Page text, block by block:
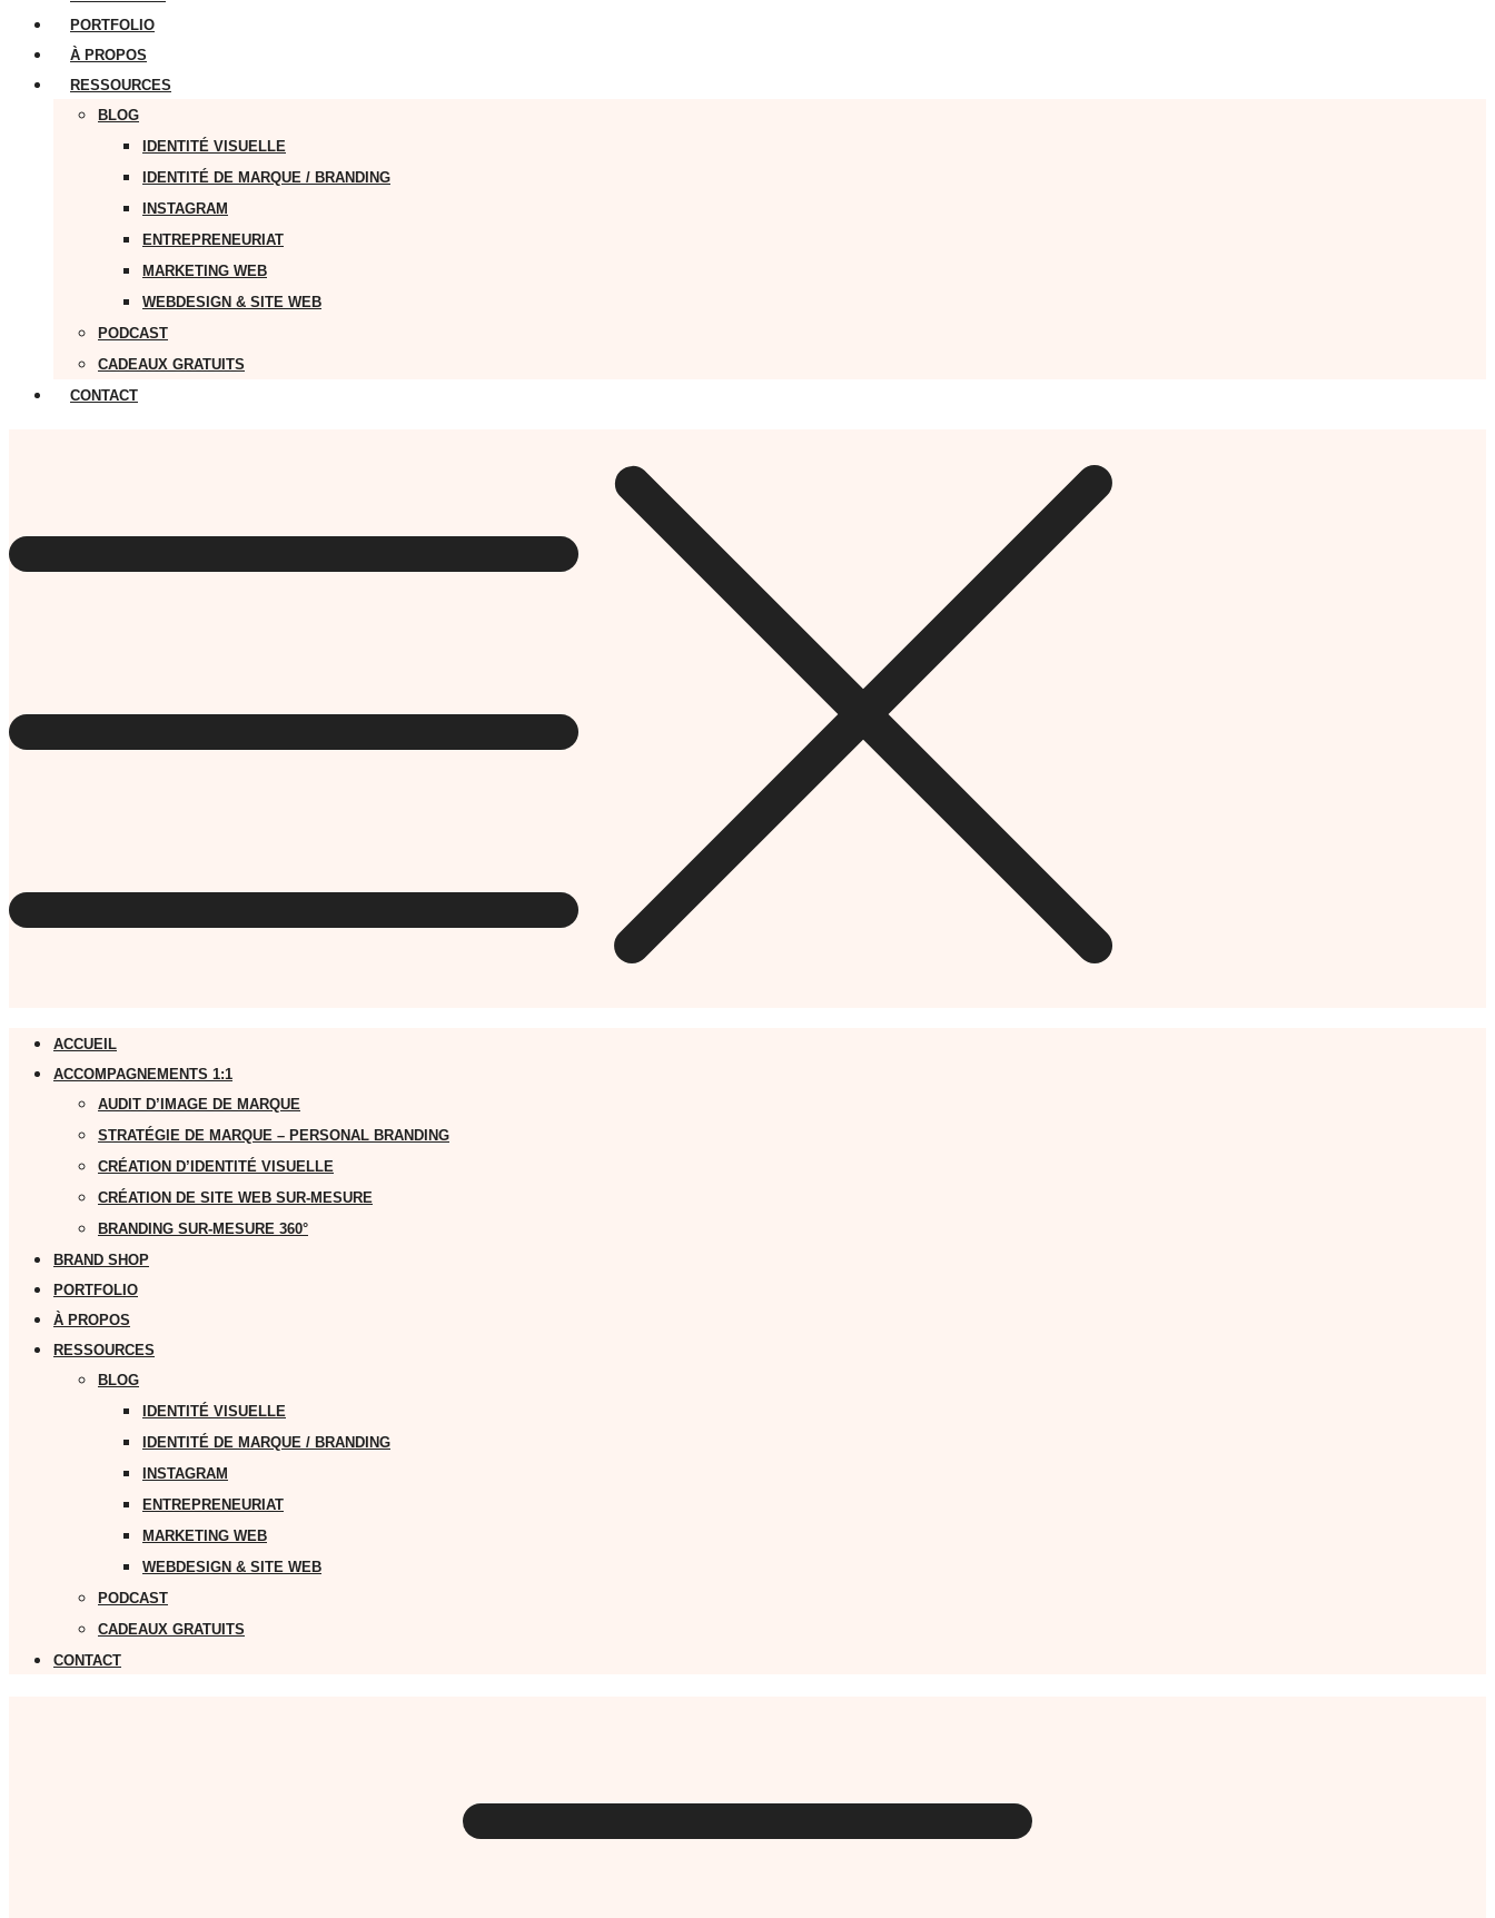
PORTFOLIO
À PROPOS
RESSOURCES
BLOG
IDENTITÉ VISUELLE
IDENTITÉ DE MARQUE / BRANDING
INSTAGRAM
ENTREPRENEURIAT
MARKETING WEB
WEBDESIGN & SITE WEB
PODCAST
CADEAUX GRATUITS
CONTACT
ACCUEIL
ACCOMPAGNEMENTS 1:1
AUDIT D’IMAGE DE MARQUE
STRATÉGIE DE MARQUE – PERSONAL BRANDING
CRÉATION D’IDENTITÉ VISUELLE
CRÉATION DE SITE WEB SUR-MESURE
BRANDING SUR-MESURE 360°
BRAND SHOP
PORTFOLIO
À PROPOS
RESSOURCES
BLOG
IDENTITÉ VISUELLE
IDENTITÉ DE MARQUE / BRANDING
INSTAGRAM
ENTREPRENEURIAT
MARKETING WEB
WEBDESIGN & SITE WEB
PODCAST
CADEAUX GRATUITS
CONTACT